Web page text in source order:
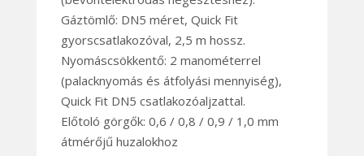
Gáztömlő: DN5 méret, Quick Fit
gyorscsatlakozóval, 2,5 m hossz.
Nyomáscsökkentő: 2 manométerrel
(palacknyomás és átfolyási mennyiség),
Quick Fit DN5 csatlakozóaljzattal.
Előtoló görgők: 0,6 / 0,8 / 0,9 / 1,0 mm
átmérőjű huzalokhoz